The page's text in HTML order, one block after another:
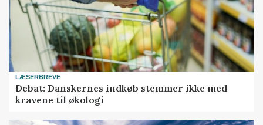
LÆSERBREVE
Debat: Danskernes indkøb stemmer ikke med
kravene til økologi